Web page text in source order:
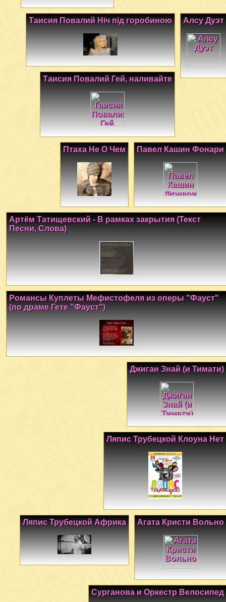
Алсу Дуэт
Таисия Повалий Ніч під горобиною
Таисия Повалий Гей, наливайте
Павел Кашин Фонари
Птаха Не О Чем
Артём Татищевский - В рамках закрытия (Текст
Песни, Слова)
Романсы Куплеты Мефистофеля из оперы "Фауст"
(по драме Гете "Фауст")
Джиган Знай (и Тимати)
Ляпис Трубецкой Клоуна Нет
Агата Кристи Вольно
Ляпис Трубецкой Африка
Сурганова и Оркестр Велосипед